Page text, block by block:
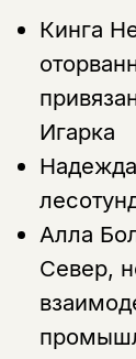
Кинга
Игарка
Алла
Север,